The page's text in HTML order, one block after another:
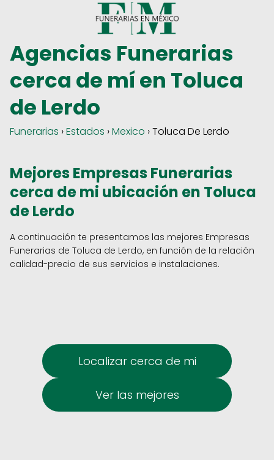
Agencias Funerarias
cerca de mí en Toluca
de Lerdo
Funerarias ›Estados ›Mexico › Toluca De Lerdo
Mejores Empresas Funerarias
cerca de mi ubicación en Toluca
de Lerdo
A continuación te presentamos las mejores Empresas
Funerarias de Toluca de Lerdo, en función de la relación
calidad-precio de sus servicios e instalaciones.
Localizar cerca de mi
Ver las mejores